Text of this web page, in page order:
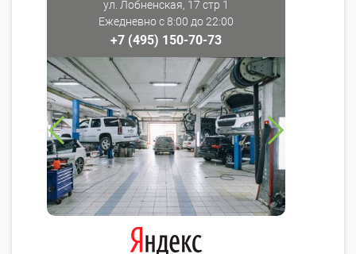
ул. Лобненская, 17 стр 1
Ежедневно с 8:00 до 22:00
+7 (495) 150-70-73